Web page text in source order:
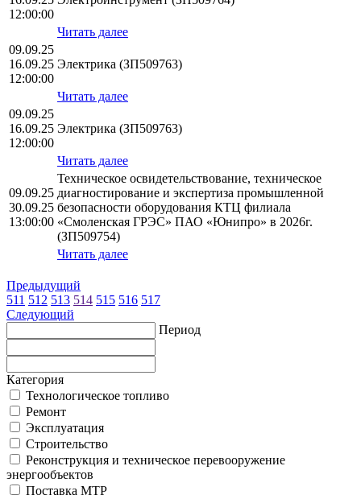
12:00:00
Читать далее
09.09.25
16.09.25
12:00:00
Электрика (ЗП509763)
Читать далее
09.09.25
16.09.25
12:00:00
Электрика (ЗП509763)
Читать далее
09.09.25
30.09.25
13:00:00
Техническое освидетельствование, техническое
диагностирование и экспертиза промышленной
безопасности оборудования КТЦ филиала
«Смоленская ГРЭС» ПАО «Юнипро» в 2026г.
(ЗП509754)
Читать далее
Предыдущий
511 512 513 514 515 516 517
Следующий
Период
Категория
Технологическое топливо
Ремонт
Эксплуатация
Строительство
Реконструкция и техническое перевооружение
энергообъектов
Поставка МТР